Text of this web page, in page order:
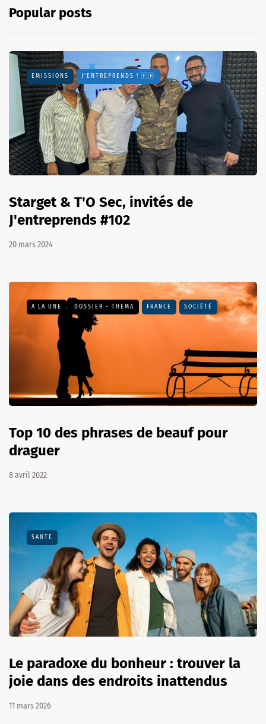
Popular posts
EMISSIONS J'ENTREPRENDS ! 🇫🇷
Starget & T'O Sec, invités de
J'entreprends #102
20 mars 2024
A LA UNE DOSSIER - THEMA FRANCE SOCIÉTÉ
Top 10 des phrases de beauf pour
draguer
8 avril 2022
SANTÉ
Le paradoxe du bonheur : trouver la
joie dans des endroits inattendus
11 mars 2026